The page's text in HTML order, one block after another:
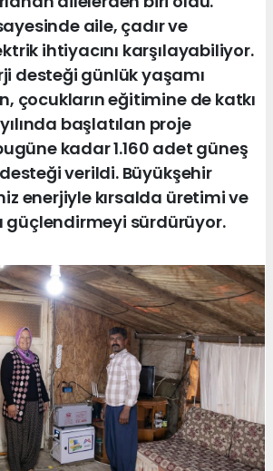
aile, çadır ve
ihtiyacını karşılayabiliyor.
desteği günlük yaşamı
çocukların eğitimine de katkı
başlatılan proje
kadar 1.160 adet güneş
verildi. Büyükşehir
enerjiyle kırsalda üretimi ve
güçlendirmeyi sürdürüyor.